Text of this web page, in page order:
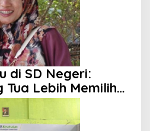
di SD Negeri:
Lebih Memilih